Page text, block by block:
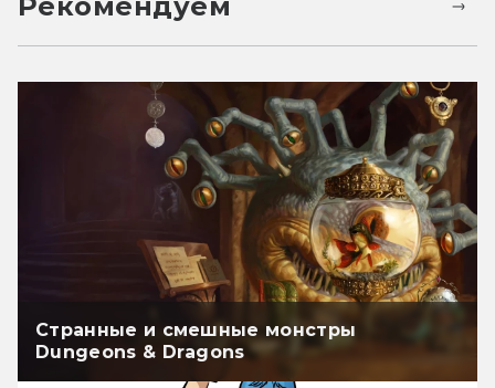
Странные и смешные монстры
Dungeons & Dragons